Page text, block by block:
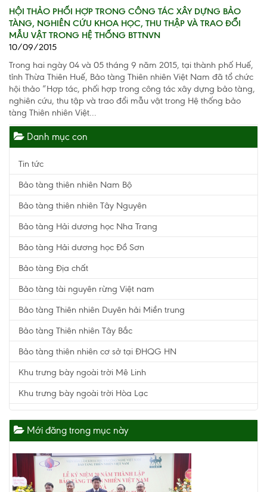
HỘI THẢO PHỐI HỢP TRONG CÔNG TÁC XÂY DỰNG BẢO
TÀNG, NGHIÊN CỨU KHOA HỌC, THU THẬP VÀ TRAO ĐỔI
MẪU VẬT TRONG HỆ THỐNG BTTNVN
10/09/2015
Trong hai ngày 04 và 05 tháng 9 năm 2015, tại thành phố Huế,
tỉnh Thừa Thiên Huế, Bảo tàng Thiên nhiên Việt Nam đã tổ chức
hội thảo “Hợp tác, phối hợp trong công tác xây dựng bảo tàng,
nghiên cứu, thu tập và trao đổi mẫu vật trong Hệ thống bảo
tàng Thiên nhiên Việt...
Danh mục con
Tin tức
Bảo tàng thiên nhiên Nam Bộ
Bảo tàng thiên nhiên Tây Nguyên
Bảo tàng Hải dương học Nha Trang
Bảo tàng Hải dương học Đồ Sơn
Bảo tàng Địa chất
Bảo tàng tài nguyên rừng Việt nam
Bảo tàng Thiên nhiên Duyên hải Miền trung
Bảo tàng Thiên nhiên Tây Bắc
Bảo tàng thiên nhiên cơ sở tại ĐHQG HN
Khu trưng bày ngoài trời Mê Linh
Khu trưng bày ngoài trời Hòa Lạc
Mới đăng trong mục này